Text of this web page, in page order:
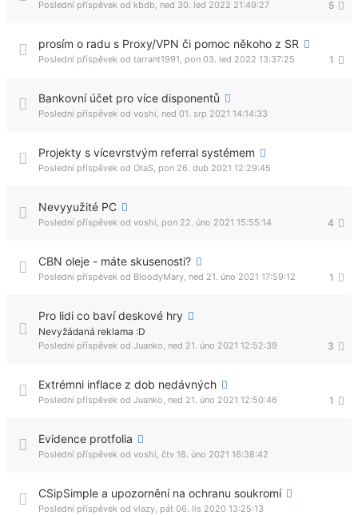
5
Poslední příspěvek od kbdb, ned 30. led 2022 21:49:27
prosím o radu s Proxy/VPN či pomoc někoho z SR
1
Poslední příspěvek od tarrant1991, pon 03. led 2022 13:37:25
Bankovní účet pro více disponentů
Poslední příspěvek od voshi, ned 01. srp 2021 14:14:33
Projekty s vícevrstvým referral systémem
Poslední příspěvek od OtaS, pon 26. dub 2021 12:29:45
Nevyyužité PC
4
Poslední příspěvek od voshi, pon 22. úno 2021 15:55:14
CBN oleje - máte skusenosti?
1
Poslední příspěvek od BloodyMary, ned 21. úno 2021 17:59:12
Pro lidi co baví deskové hry
Nevyžádaná reklama :D
3
Poslední příspěvek od Juanko, ned 21. úno 2021 12:52:39
Extrémni inflace z dob nedávných
1
Poslední příspěvek od Juanko, ned 21. úno 2021 12:50:46
Evidence protfolia
Poslední příspěvek od voshi, čtv 18. úno 2021 16:38:42
CSipSimple a upozornění na ochranu soukromí
Poslední příspěvek od vlazy, pát 06. lis 2020 13:25:13